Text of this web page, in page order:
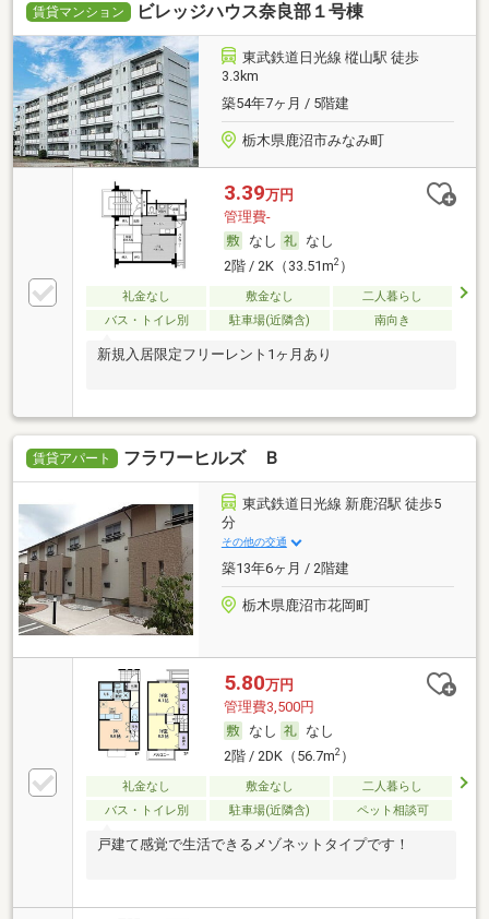
賃貸マンション ビレッジハウス奈良部１号棟
東武鉄道日光線 樅山駅 徒歩
3.3km
築54年7ヶ月 / 5階建
栃木県鹿沼市みなみ町
3.39万円
管理費-
なし
なし
2階 / 2K（33.51m2）
礼金なし 敷金なし
二人暮らし
バス・トイレ別
駐車場(近隣含) 南向き
新規入居限定フリーレント1ヶ月あり
賃貸アパート フラワーヒルズ Ｂ
東武鉄道日光線 新鹿沼駅 徒歩5
分
その他の交通
築13年6ヶ月 / 2階建
栃木県鹿沼市花岡町
5.80万円
管理費3,500円
なし
なし
2階 / 2DK（56.7m2）
礼金なし 敷金なし
二人暮らし
バス・トイレ別
駐車場(近隣含) ペット相談可
戸建て感覚で生活できるメゾネットタイプです！